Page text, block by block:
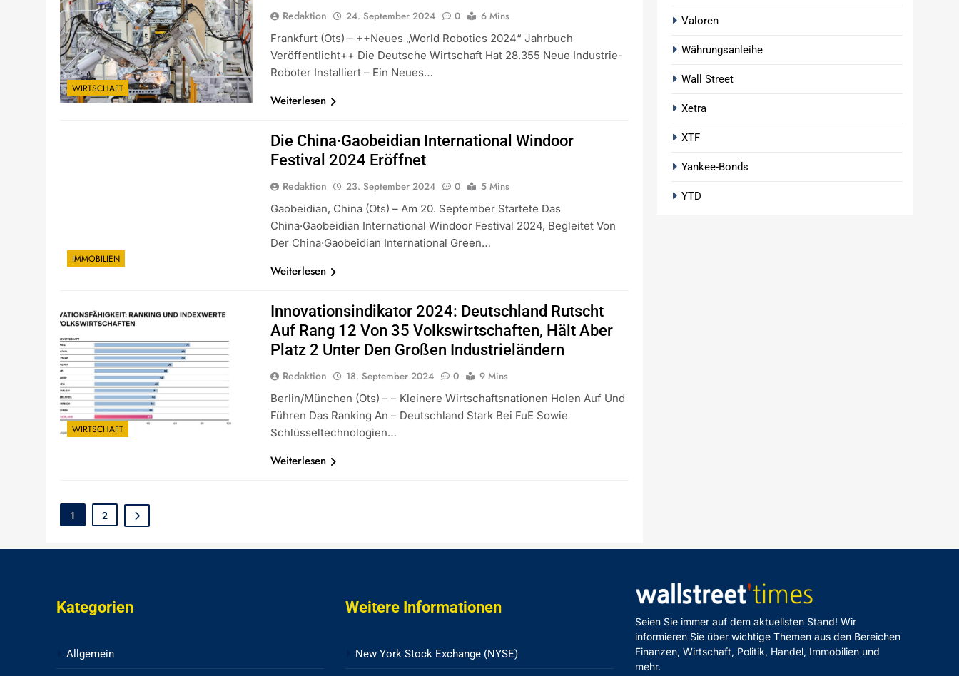
WIRTSCHAFT
Redaktion 24. September 2024 0
6 Mins
Frankfurt (ots) – ++Neues „World Robotics 2024“ Jahrbuch
Veröffentlicht++ Die Deutsche Wirtschaft Hat 28.355 Neue Industrie-
Roboter Installiert – Ein Neues…
Weiterlesen
IMMOBILIEN
Die China·Gaobeidian International Windoor
Festival 2024 Eröffnet
Redaktion 23. September 2024 0
5 Mins
Gaobeidian, China (ots) – Am 20. September Startete Das
China·Gaobeidian International Windoor Festival 2024, Begleitet Von
Der China·Gaobeidian International Green…
Weiterlesen
WIRTSCHAFT
Innovationsindikator 2024: Deutschland Rutscht
Auf Rang 12 Von 35 Volkswirtschaften, Hält Aber
Platz 2 Unter Den Großen Industrieländern
Redaktion 18. September 2024 0
9 Mins
Berlin/München (ots) – – Kleinere Wirtschaftsnationen Holen Auf Und
Führen Das Ranking An – Deutschland Stark Bei FuE Sowie
Schlüsseltechnologien…
Weiterlesen
1 2
Valoren
Währungsanleihe
Wall Street
Xetra
XTF
Yankee-Bonds
YTD
Kategorien
Allgemein
Weitere Informationen
New York Stock Exchange (NYSE)
Seien Sie immer auf dem aktuellsten Stand! Wir
informieren Sie über wichtige Themen aus den Bereichen
Finanzen, Wirtschaft, Politik, Handel, Immobilien und
mehr.